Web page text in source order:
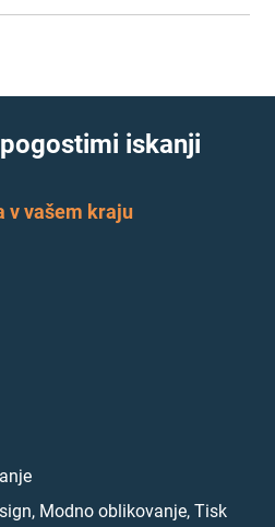
iskanji
v vašem kraju
Modno oblikovanje, Tisk